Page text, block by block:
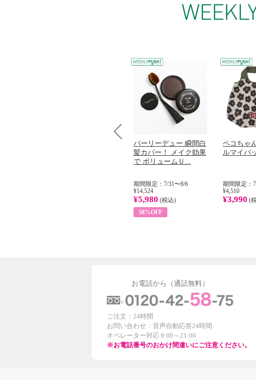
パーリーデュー 瞬間白
髪カバー！ メイク効果
で ボリュームＵ...
期間限定：7/31〜8/6
¥14,524
¥5,980 (税込)
58%OFF
ペコちゃ
ルマイバ
期間限定：
¥4,510
¥3,990 (
お電話から（通話無料）
ご注文：24時間
お問い合わせ：音声自動応答24時間
オペレーター対応 9:00～21:00
※お電話番号のおかけ間違いにご注意ください。